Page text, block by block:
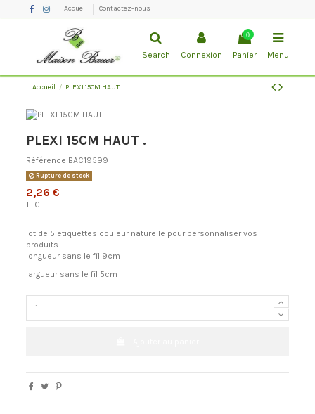
Accueil Contactez-nous
Search Connexion
0
Panier Menu
Accueil PLEXI 15CM HAUT .
PLEXI 15CM HAUT .
Référence BAC19599
Rupture de stock
2,26 €
TTC
lot de 5 etiquettes couleur naturelle pour personnaliser vos
produits
longueur sans le fil 9cm
largueur sans le fil 5cm